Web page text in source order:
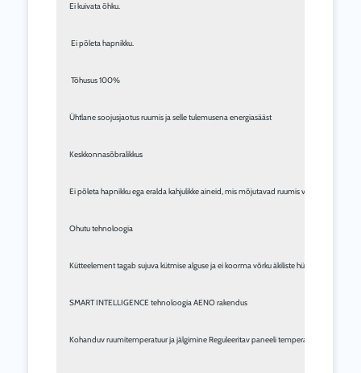
Ei kuivata õhku.
Ei põleta hapnikku.
Tõhusus 100%
Ühtlane soojusjaotus ruumis ja selle tulemusena energiasääst
Keskkonnasõbralikkus
Ei põleta hapnikku ega eralda kahjulikke aineid, mis mõjutavad ruumis viibivate
Ohutu tehnoloogia
Kütteelement tagab sujuva kütmise alguse ja ei koorma võrku äkiliste hüpetega
SMART INTELLIGENCE tehnoloogia AENO rakendus
Kohanduv ruumitemperatuur ja jälgimine Reguleeritav paneeli temperatuur 60-120°C